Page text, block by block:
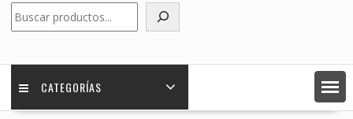
CATEGORÍAS